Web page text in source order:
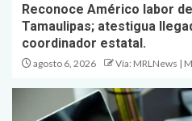
Reconoce Américo labor
Tamaulipas; atestigua
coordinador estatal.
agosto 6, 2026 Vía: MRLNews |